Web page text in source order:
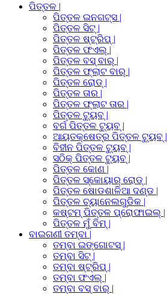
ପିତ୍ତଳ |
ପିତ୍ତଳ ଇନଗଟ୍ସ |
ପିତ୍ତଳ ସିଟ୍ |
ପିତ୍ତଳ ଷ୍ଟ୍ରିପ୍ |
ପିତ୍ତଳ ଫଏଲ୍ |
ପିତ୍ତଳ ବସ୍ ବାର୍ |
ପିତ୍ତଳ ଫ୍ଲାଟ ବାର୍ |
ପିତ୍ତଳ ରୋଡ୍ |
ପିତ୍ତଳ ତାର |
ପିତ୍ତଳ ଫ୍ଲାଟ ତାର |
ପିତ୍ତଳ ଟ୍ୟୁବ୍ |
ବର୍ଗ ପିତ୍ତଳ ଟ୍ୟୁବ୍ |
ଆୟତକ୍ଷେତ୍ର ପିତ୍ତଳ ଟ୍ୟୁବ୍ |
ବିହୀନ ପିତ୍ତଳ ଟ୍ୟୁବ୍ |
ସଠିକ୍ ପିତ୍ତଳ ଟ୍ୟୁବ୍ |
ପିତ୍ତଳ କୋଣ |
ପିତ୍ତଳ ସ୍କୋୟାର୍ ରୋଡ୍ |
ପିତ୍ତଳ ଷୋଡଶାଳିଆ ଦଣ୍ଡ |
ପିତ୍ତଳ ଚ୍ୟାନେଲଗୁଡିକ |
କଷ୍ଟମ୍ ପିତ୍ତଳ ପ୍ରୋଫାଇଲ୍ |
ପିତ୍ତଳ ମୁଁ ବିମ୍ |
ବାଇଗଣୀ ତମ୍ବା |
ତମ୍ବା ଇଙ୍ଗୋଟସ୍ |
ତମ୍ବା ସିଟ୍ |
ତମ୍ବା ଷ୍ଟ୍ରିପ୍ |
ତମ୍ବା ଫଏଲ୍ |
ତମ୍ବା ବସ୍ ବାର୍ |